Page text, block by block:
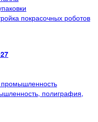
покрасочных роботов
полиграфия,